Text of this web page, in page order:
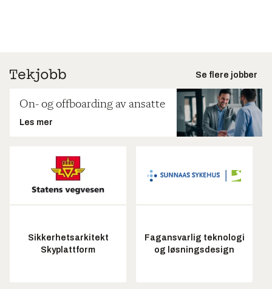
Se flere jobber
On- og offboarding av ansatte
Les mer
Sikkerhetsarkitekt
Skyplattform
Fagansvarlig teknologi
og løsningsdesign